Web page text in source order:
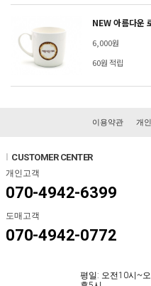
NEW 아름다운
6,000원
60원 적립
이용약관 개
CUSTOMER CENTER
개인고객
070-4942-6399
도매고객
070-4942-0772
평일: 오전10시~오